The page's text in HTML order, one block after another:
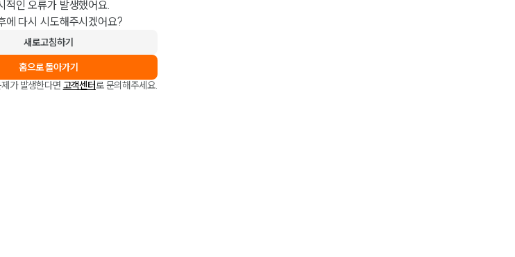
적인 오류가 발생했어요.
에 다시 시도해주시겠어요?
새로고침하기
홈으로 돌아가기
가 발생한다면 고객센터로 문의해주세요.